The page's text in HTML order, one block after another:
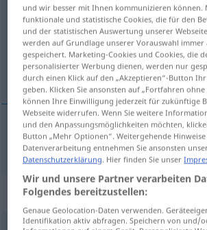
Übersicht aller Übersetzungen
(Für mehr Details die Übersetzung
приписывать <-писать>
приписывать<-писать> andichten
Synonyme für
und wir besser mit Ihnen kommunizieren können.
funktionale und statistische Cookies, die für den
und der statistischen Auswertung unserer
werden auf Grundlage unserer Vorauswahl
gespeichert. Marketing-Cookies und Cookies, die
personalisierter Werbung dienen, werden nur
durch einen Klick auf den „Akzeptieren“-Button
geben. Klicken Sie ansonsten auf „Fortfahren ohne
können Ihre Einwilligung jederzeit für zukünftige
Webseite widerrufen. Wenn Sie weitere
und den Anpassungsmöglichkeiten möchten,
Button „Mehr Optionen“. Weitergehende Hinweise
Datenverarbeitung entnehmen Sie ansonsten
Datenschutzerklärung. Hier finden Sie unser
Wir und unsere Partner verarbeiten
Folgendes bereitzustellen:
Genaue Geolocation-Daten verwenden.
Identifikation aktiv abfragen. Speichern von und/